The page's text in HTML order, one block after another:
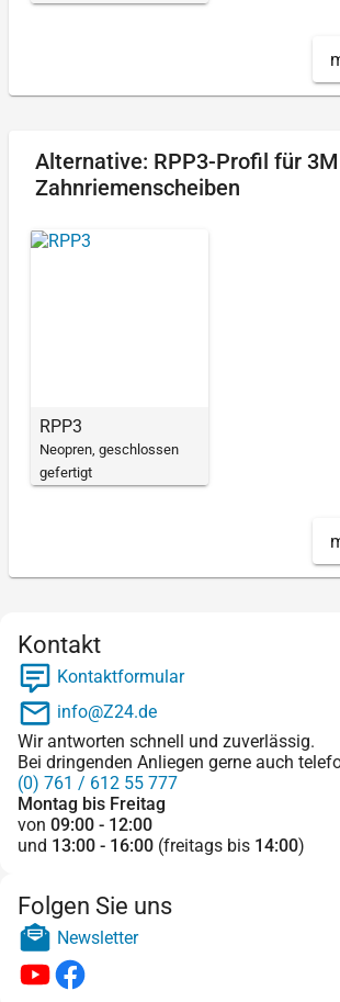
Alternative: RPP3-Profil für
Zahnriemenscheiben
RPP3
Neopren, geschlossen
gefertigt
Kontakt
Kontaktformular
info@Z24.de
Wir antworten schnell und zuverlässig.
Bei dringenden Anliegen gerne auch
(0) 761 / 612 55 777
Montag bis Freitag
von 09:00 - 12:00
und 13:00 - 16:00 (freitags bis 14:00)
Folgen Sie uns
Newsletter